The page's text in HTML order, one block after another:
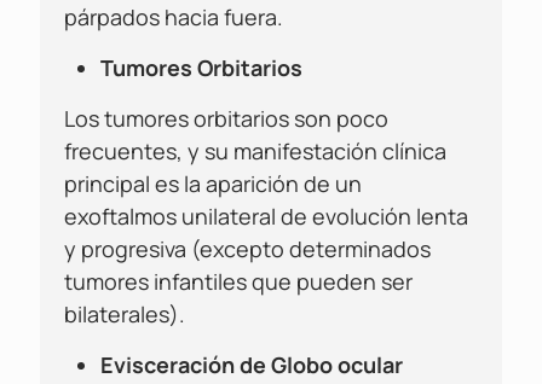
párpados hacia fuera.
Tumores Orbitarios
Los tumores orbitarios son poco
frecuentes, y su manifestación clínica
principal es la aparición de un
exoftalmos unilateral de evolución lenta
y progresiva (excepto determinados
tumores infantiles que pueden ser
bilaterales).
Evisceración de Globo ocular